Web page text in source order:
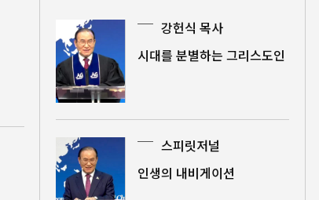
강헌식 목사
시대를 분별하는 그리스도인
스피릿저널
인생의 내비게이션